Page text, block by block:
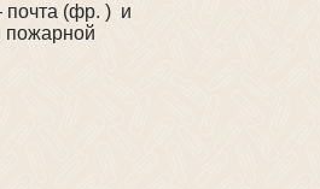
почта (фр. ) и
пожарной